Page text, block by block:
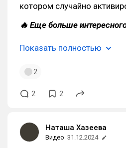
котором случайно
🔥 Еще больше
Показать полностью
2
2 2
Наташа Хазеева
Видео 31.12.2024